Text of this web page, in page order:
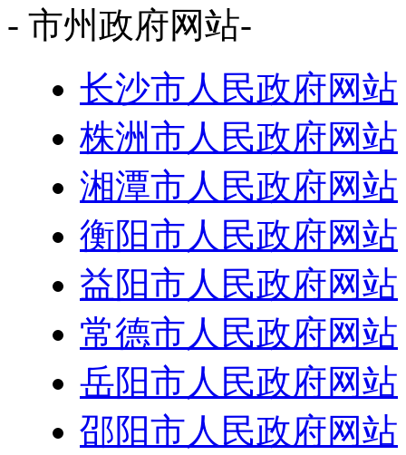
- 市州政府网站-
长沙市人民政府网站
株洲市人民政府网站
湘潭市人民政府网站
衡阳市人民政府网站
益阳市人民政府网站
常德市人民政府网站
岳阳市人民政府网站
邵阳市人民政府网站